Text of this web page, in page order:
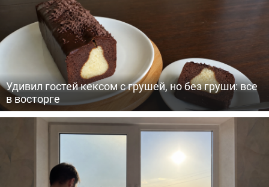
Удивил гостей кексом с грушей, но без груши: все
в восторге